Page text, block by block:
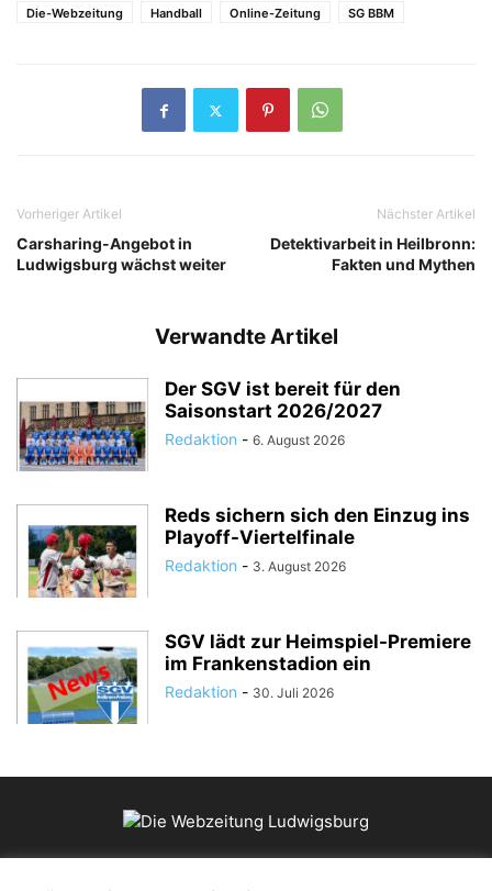
Die-Webzeitung
Handball Online-Zeitung SG BBM
Vorheriger Artikel
Carsharing-Angebot in
Ludwigsburg wächst weiter
Nächster Artikel
Detektivarbeit in Heilbronn:
Fakten und Mythen
Verwandte Artikel
Der SGV ist bereit für den
Saisonstart 2026/2027
Redaktion - 6. August 2026
Reds sichern sich den Einzug ins
Playoff-Viertelfinale
Redaktion - 3. August 2026
SGV lädt zur Heimspiel-Premiere
im Frankenstadion ein
Redaktion - 30. Juli 2026